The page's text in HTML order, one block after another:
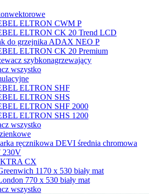
ELTRON CWM P
ELTRON CK 20 Trend LCD
do grzejnika ADAX NEO P
ELTRON CK 20 Premium
szybkonagrzewający
wszystko
ELTRON SHF
ELTRON SHS
ELTRON SHF 2000
ELTRON SHS 1200
wszystko
ręcznikowa DEVI średnia chromowa
230V
CX
1170 х 530 biały mat
770 х 530 biały mat
wszystko